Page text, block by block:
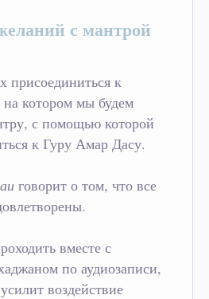
с мантрой
присоединиться к
котором мы будем
с помощью которой
к Гуру Амар Дасу.
говорит о том, что все
вместе с
по аудиозаписи,
воздействие